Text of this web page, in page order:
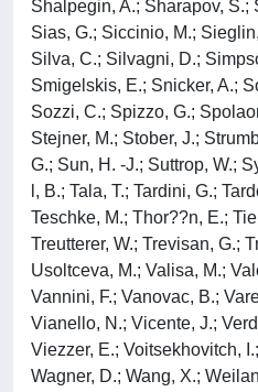
Shalpegin, A.; Sharapov, S.;
Sias, G.; Siccinio, M.;
Silva, C.; Silvagni, D.;
Smigelskis, E.; Snicker, A.;
Sozzi, C.; Spizzo, G.;
Stejner, M.; Stober, J.;
G.; Sun, H. -J.; Suttrop, W.;
l, B.; Tala, T.; Tardini, G.;
Teschke, M.; Thor??n, E.;
Treutterer, W.; Trevisan, G.;
Usoltceva, M.; Valisa, M.;
Vannini, F.; Vanovac, B.;
Vianello, N.; Vicente, J.;
Viezzer, E.; Voitsekhovitch,
Wagner, D.; Wang, X.;